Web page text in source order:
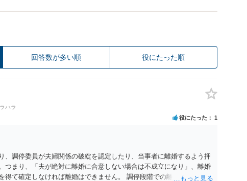
回答数が多い順 役にたった順
ハラ
役にたった 1
、調停委員が夫婦関係の破綻を認定したり、当事者に離婚するよう押
つまり、「夫が絶対に離婚に合意しない場合は不成立になり」、離婚
得て確定しなければ離婚はできません。 調停段階での離婚成立を希望